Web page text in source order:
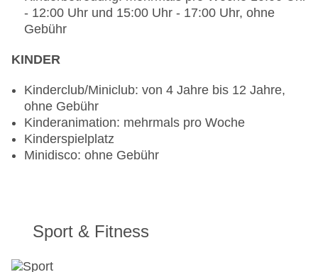
- 12:00 Uhr und 15:00 Uhr - 17:00 Uhr, ohne
Gebühr
KINDER
Kinderclub/Miniclub: von 4 Jahre bis 12 Jahre,
ohne Gebühr
Kinderanimation: mehrmals pro Woche
Kinderspielplatz
Minidisco: ohne Gebühr
Sport & Fitness